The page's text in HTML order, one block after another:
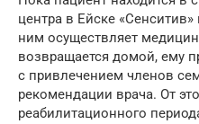
центра в Ейске
ним осуществляет
возвращается домой, ему
с привлечением членов
рекомендации врача. От
реабилитационного